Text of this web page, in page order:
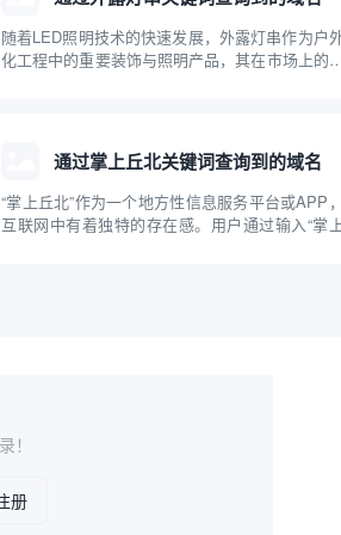
随着LED照明技术的快速发展，外露灯串作为户
化工程中的重要装饰与照明产品，其在市场上的关
到的主...通过掌上丘北关键词查询到的域名
“掌上丘北”作为一个地方性信息服务平台或APP
互联网中有着独特的存在感。用户通过输入“掌
！
册